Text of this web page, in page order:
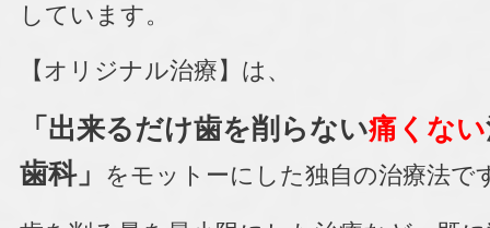
しています。
【オリジナル治療】は、
「出来るだけ歯を削らない痛くない
歯科」
をモットーにした独自の治療法で